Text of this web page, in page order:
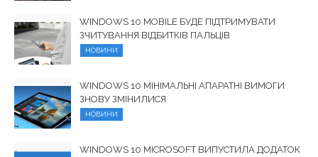
WINDOWS 10 MOBILE БУДЕ ПІДТРИМУВАТИ
ЗЧИТУВАННЯ ВІДБИТКІВ ПАЛЬЦІВ
НОВИНИ
WINDOWS 10 МІНІМАЛЬНІ АПАРАТНІ ВИМОГИ
ЗНОВУ ЗМІНИЛИСЯ
НОВИНИ
WINDOWS 10 MICROSOFT ВИПУСТИЛА ДОДАТОК